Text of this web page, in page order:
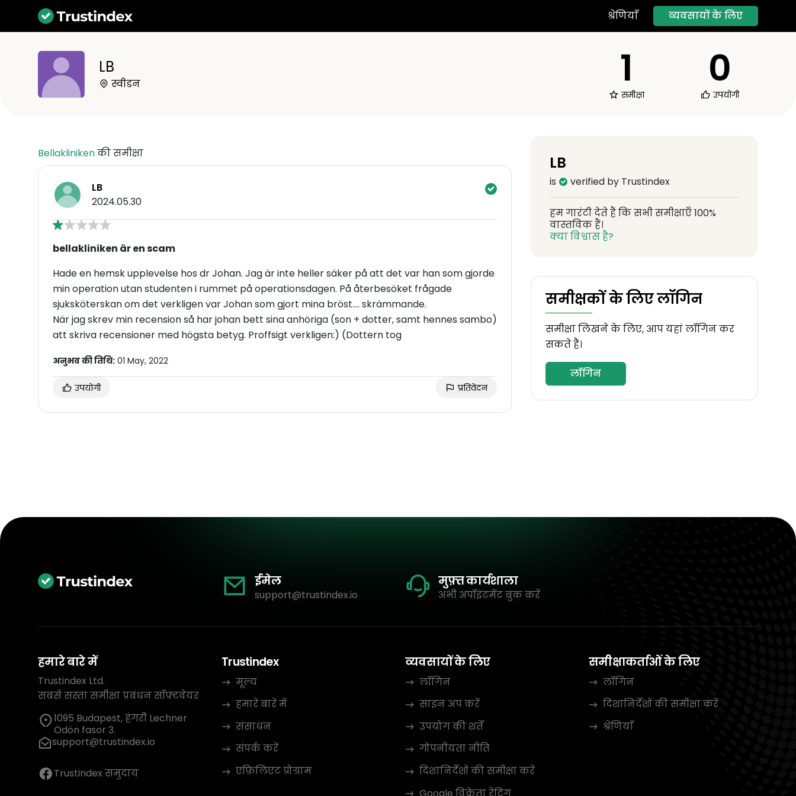
श्रेणियाँ व्यवसायों के लिए
LB
स्वीडन 1
समीक्षा
0
उपयोगी
Bellaklinikenकी समीक्षा
LB
2024.05.30
bellakliniken är en scam
Hade en hemsk upplevelse hos dr Johan. Jag är inte heller säker på att det var han som gjorde
min operation utan studenten i rummet på operationsdagen. På återbesöket frågade
sjuksköterskan om det verkligen var Johan som gjort mina bröst.... skrämmande.
När jag skrev min recension så har johan bett sina anhöriga (son + dotter, samt hennes sambo)
att skriva recensioner med högsta betyg. Proffsigt verkligen:) (Dottern tog
अनुभव की तिथि: 01 May, 2022
उपयोगी प्रतिवेदन
LB
is verified by Trustindex
हम गारंटी देते हैं कि सभी समीक्षाएँ 100%
वास्तविक हैं।
क्या विश्वास है?
समीक्षकों के लिए लॉगिन
समीक्षा लिखने के लिए, आप यहां लॉगिन कर
सकते हैं।
लॉगिन
ईमेल
support@trustindex.io
मुफ़्त कार्यशाला
अभी अपॉइंटमेंट बुक करें
हमारे बारे में
Trustindex Ltd.
सबसे सस्ता समीक्षा प्रबंधन सॉफ़्टवेयर
1095 Budapest, हंगरी Lechner
Ödön fasor 3.
support@trustindex.io
Trustindex समुदाय
Trustindex
मूल्य
हमारे बारे में
संसाधन
संपर्क करें
एफ़िलिएट प्रोग्राम
व्यवसायों के लिए
लॉगिन
साइन अप करें
उपयोग की शर्तें
गोपनीयता नीति
दिशानिर्देशों की समीक्षा करें
Google विक्रेता रेटिंग
समीक्षाकर्ताओं के लिए
लॉगिन
दिशानिर्देशों की समीक्षा करें
श्रेणियाँ